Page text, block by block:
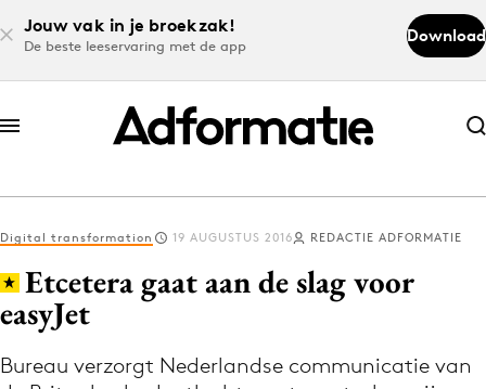
Jouw vak in je broekzak!
De beste leeservaring met de app
Download
Abonneer nu
Abonneer nu
Log in
Volg het laatste nieuws via de Adformatie
Digital transformation 19 AUGUSTUS 2016 REDACTIE ADFORMATIE
Etcetera gaat aan de slag voor
easyJet
Bureau verzorgt Nederlandse communicatie van